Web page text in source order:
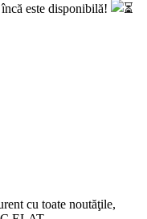
este disponibilă!
cu toate noutăţile,